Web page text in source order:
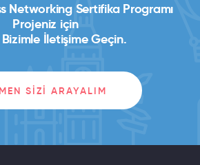
Networking Sertifika Programı
Projeniz için
İletişime Geçin.
SIZI ARAYALIM